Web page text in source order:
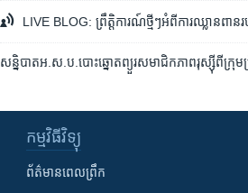
LIVE BLOG: ព្រឹត្តិការណ៍ថ្មីៗអំពីការ​ឈ្លានព
សន្និបាត​អ.ស.ប.​បោះឆ្នោត​ព្យួរ​សមាជិកភាព​រុស្ស៊ី​ពី​ក្រុម
កម្មវិធី​វិទ្យុ
ព័ត៌មាន​ពេល​ព្រឹក